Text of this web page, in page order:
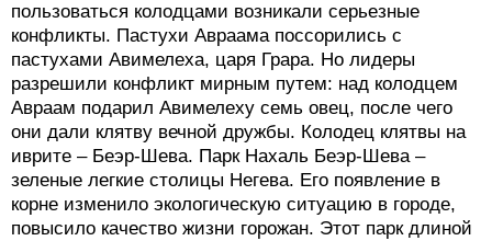
пользоваться колодцами возникали серьезные
конфликты. Пастухи Авраама поссорились с
пастухами Авимелеха, царя Грара. Но лидеры
разрешили конфликт мирным путем: над колодцем
Авраам подарил Авимелеху семь овец, после чего
они дали клятву вечной дружбы. Колодец клятвы на
иврите – Беэр-Шева. Парк Нахаль Беэр-Шева –
зеленые легкие столицы Негева. Его появление в
корне изменило экологическую ситуацию в городе,
повысило качество жизни горожан. Этот парк длиной